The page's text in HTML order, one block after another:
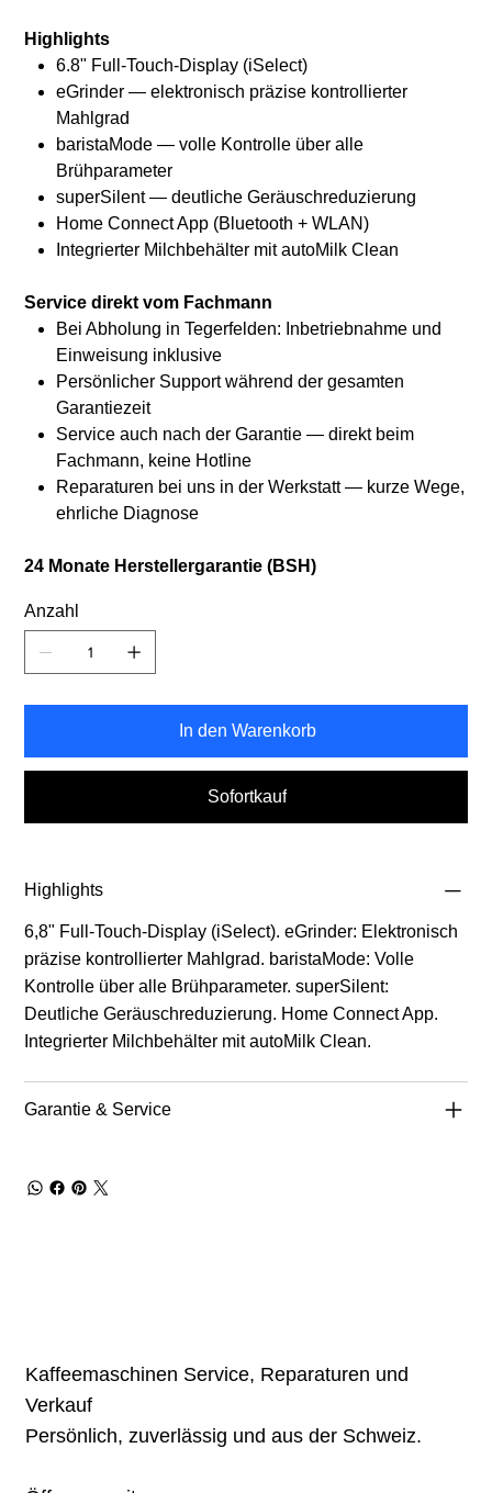
Highlights
6.8" Full-Touch-Display (iSelect)
eGrinder — elektronisch präzise kontrollierter
Mahlgrad
baristaMode — volle Kontrolle über alle
Brühparameter
superSilent — deutliche Geräuschreduzierung
Home Connect App (Bluetooth + WLAN)
Integrierter Milchbehälter mit autoMilk Clean
Service direkt vom Fachmann
Bei Abholung in Tegerfelden: Inbetriebnahme und
Einweisung inklusive
Persönlicher Support während der gesamten
Garantiezeit
Service auch nach der Garantie — direkt beim
Fachmann, keine Hotline
Reparaturen bei uns in der Werkstatt — kurze Wege,
ehrliche Diagnose
24 Monate Herstellergarantie (BSH)
Anzahl
In den Warenkorb
Sofortkauf
Highlights
6,8" Full-Touch-Display (iSelect). eGrinder: Elektronisch
präzise kontrollierter Mahlgrad. baristaMode: Volle
Kontrolle über alle Brühparameter. superSilent:
Deutliche Geräuschreduzierung. Home Connect App.
Integrierter Milchbehälter mit autoMilk Clean.
Garantie & Service
Kaffeemaschinen Service, Reparaturen und
Verkauf
Persönlich, zuverlässig und aus der Schweiz.